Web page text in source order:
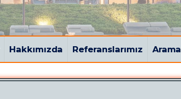
Hakkımızda Referanslarımız Arama